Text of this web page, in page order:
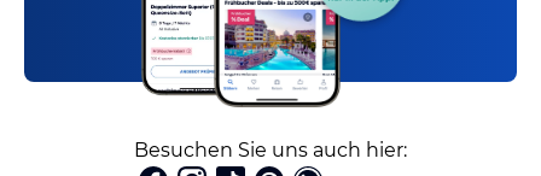
Besuchen Sie uns auch hier: